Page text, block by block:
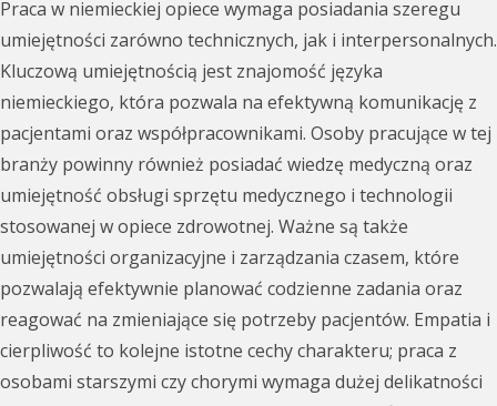
Praca w niemieckiej opiece wymaga posiadania szeregu
umiejętności zarówno technicznych, jak i interpersonalnych.
Kluczową umiejętnością jest znajomość języka
niemieckiego, która pozwala na efektywną komunikację z
pacjentami oraz współpracownikami. Osoby pracujące w tej
branży powinny również posiadać wiedzę medyczną oraz
umiejętność obsługi sprzętu medycznego i technologii
stosowanej w opiece zdrowotnej. Ważne są także
umiejętności organizacyjne i zarządzania czasem, które
pozwalają efektywnie planować codzienne zadania oraz
reagować na zmieniające się potrzeby pacjentów. Empatia i
cierpliwość to kolejne istotne cechy charakteru; praca z
osobami starszymi czy chorymi wymaga dużej delikatności